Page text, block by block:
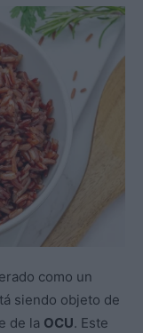
como un
siendo objeto de
de la OCU. Este